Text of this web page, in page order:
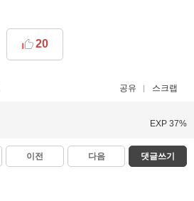
20
공유 스크랩
EXP 37%
이전 다음 댓글쓰기